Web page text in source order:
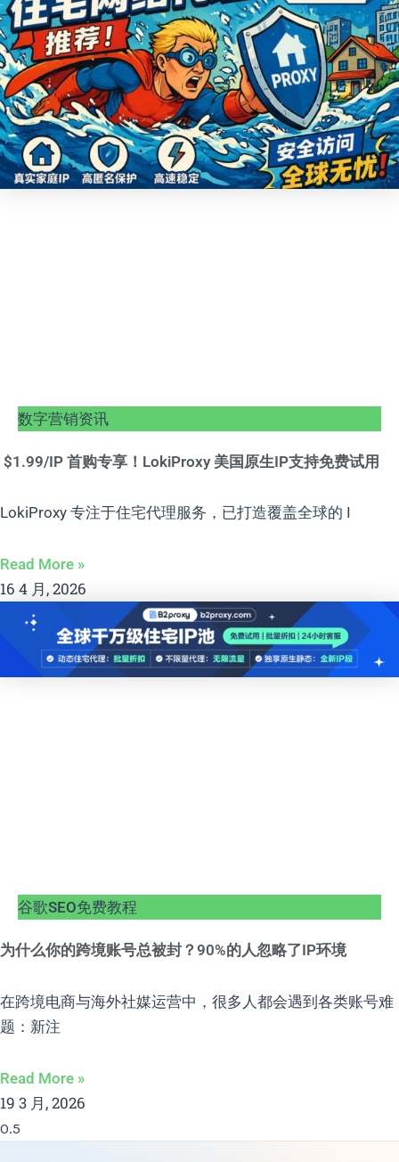
数字营销资讯
$1.99/IP 首购专享！LokiProxy 美国原生IP支持免费试用
LokiProxy 专注于住宅代理服务，已打造覆盖全球的 I
Read More »
16 4 月, 2026
谷歌SEO免费教程
为什么你的跨境账号总被封？90%的人忽略了IP环境
在跨境电商与海外社媒运营中，很多人都会遇到各类账号难
题：新注
Read More »
19 3 月, 2026